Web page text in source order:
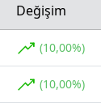
Değişim
(10,00%)
(10,00%)